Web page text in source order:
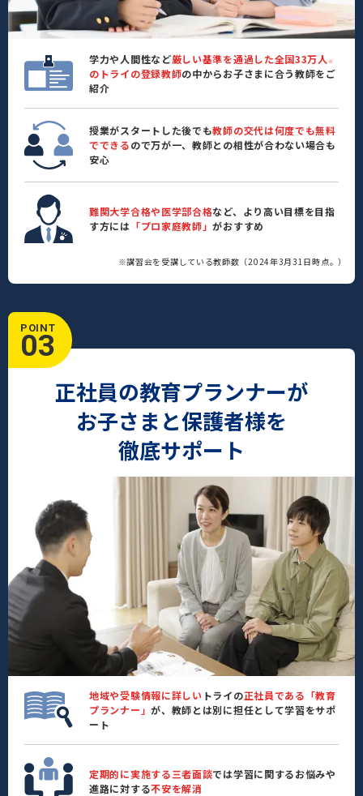
学力や人間性など厳しい基準を通過した全国33万人 ※
のトライの登録教師の中からお子さまに合う教師をご
紹介
授業がスタートした後でも教師の交代は何度でも無料
でできるので万が一、教師との相性が合わない場合も
安心
難関大学合格や医学部合格など、より高い目標を目指
す方には 「プロ家庭教師」がおすすめ
※講習会を受講している教師数（2024年3月31日時点。）
POINT
03
正社員の教育プランナーが
お子さまと保護者様を
徹底サポート
地域や受験情報に詳しい トライの正社員である「教育
プランナー」が、教師とは別に担任として学習をサポ
ート
定期的に実施する三者面談では学習に関するお悩みや
進路に対する不安を解消